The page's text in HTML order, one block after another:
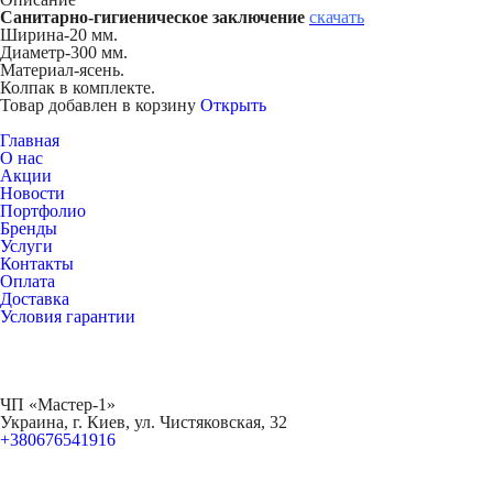
Санитарно-гигиеническое заключение скачать
Ширина-20 мм.
Диаметр-300 мм.
Материал-ясень.
Колпак в комплекте.
Товар добавлен в корзину Открыть
Главная
О нас
Акции
Новости
Портфолио
Бренды
Услуги
Контакты
Оплата
Доставка
Условия гарантии
ЧП «Мастер-1»
Украина, г. Киев, ул. Чистяковская, 32
+380676541916